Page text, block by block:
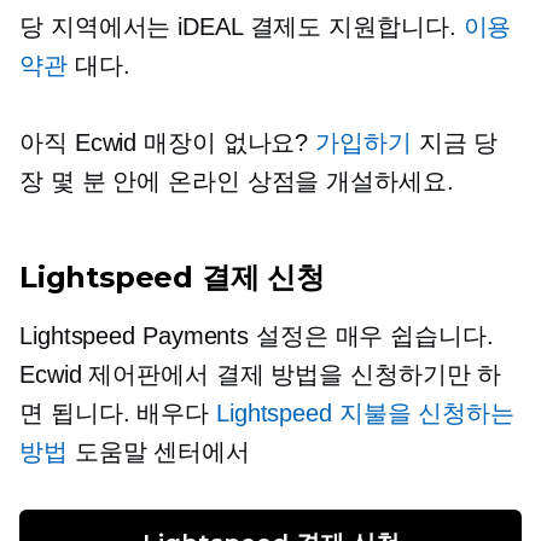
당 지역에서는 iDEAL 결제도 지원합니다. 이용
약관대다.
아직 Ecwid 매장이 없나요? 가입하기
지금 당
장 몇 분 안에 온라인 상점을 개설하세요.
Lightspeed 결제 신청
Lightspeed Payments 설정은 매우 쉽습니다.
Ecwid 제어판에서 결제 방법을 신청하기만 하
면 됩니다. 배우다 Lightspeed 지불을 신청하는
방법 도움말 센터에서